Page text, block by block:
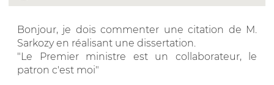
Bonjour, je dois commenter une citation de M.
Sarkozy en réalisant une dissertation.
"Le Premier ministre est un collaborateur, le
patron c'est moi"